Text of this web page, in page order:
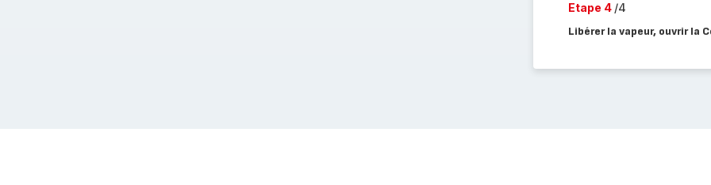
Etape 4 /4
Libérer la vapeur, ouvrir la